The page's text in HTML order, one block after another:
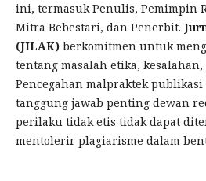
ini, termasuk Penulis, Pemimpin
Mitra Bebestari, dan Penerbit.
(JILAK) berkomitmen untuk
tentang masalah etika,
Pencegahan malpraktek
tanggung jawab penting dewan
perilaku tidak etis tidak dapat
mentolerir plagiarisme dalam